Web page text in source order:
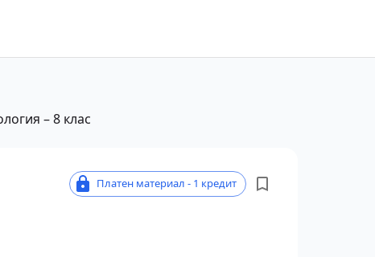
– 8 клас
Платен материал - 1 кредит